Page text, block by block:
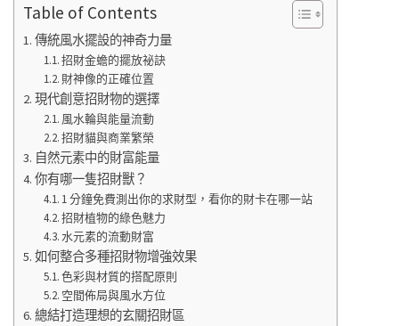
Table of Contents
傳統風水擺設的神奇力量
招財金蟾的擺放祕訣
財神像的正確位置
現代創意招財物的選擇
風水輪與能量流動
招財貓與商業繁榮
自然元素中的財富能量
你有哪一隻招財獸？
1 分鐘免費測出你的求財型，看你的財卡在哪一站
招財植物的綠色魅力
水元素的流動財富
如何整合多種招財物增強效果
色彩與材質的搭配原則
空間佈局與風水方位
總結打造理想的玄關招財區